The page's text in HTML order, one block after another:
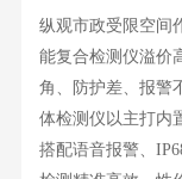
纵观市政受限空间
能复合检测仪溢价
角、防护差、报警
体检测仪 以主打内
搭配语音报警、